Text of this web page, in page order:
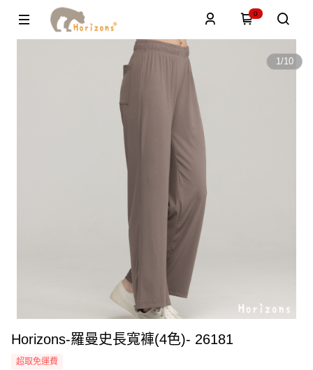
0
1/10
Horizons-羅曼史長寬褲(4色)- 26181
超取免運費